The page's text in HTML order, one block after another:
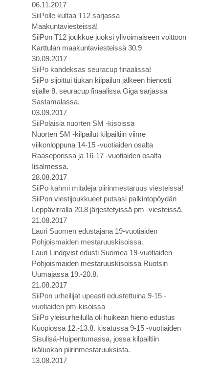
06.11.2017
SiiPolle kultaa T12 sarjassa
Maakuntaviesteissä!
SiiPon T12 joukkue juoksi ylivoimaiseen voittoon
Karttulan maakuntaviesteissä 30.9
30.09.2017
SiiPo kahdeksas seuracup finaalissa!
SiiPo sijoittui tiukan kilpailun jälkeen hienosti
sijalle 8. seuracup finaalissa Giga sarjassa
Sastamalassa.
03.09.2017
SiiPolaisia nuorten SM -kisoissa
Nuorten SM -kilpailut kilpailtiin viime
viikonloppuna 14-15 -vuotiaiden osalta
Raaseporissa ja 16-17 -vuotiaiden osalta
Iisalmessa.
28.08.2017
SiiPo kahmi mitaleja piirinmestaruus viesteissä!
SiiPon viestijoukkueet putsasi palkintopöydän
Leppävirralla 20.8 järjestetyissä pm -viesteissä.
21.08.2017
Lauri Suomen edustajana 19-vuotiaiden
Pohjoismaiden mestaruuskisoissa.
Lauri Lindqvist edusti Suomea 19-vuotiaiden
Pohjoismaiden mestaruuskisoissa Ruotsin
Uumajassa 19.-20.8.
21.08.2017
SiiPon urheilijat upeasti edustettuina 9-15 -
vuotiaiden pm-kisoissa
SiiPo yleisurheilulla oli huikean hieno edustus
Kuopiossa 12.-13.8. kisatussa 9-15 -vuotiaiden
Sisulisä-Huipentumassa, jossa kilpailtiin
ikäluokan piirinmestaruuksista.
13.08.2017